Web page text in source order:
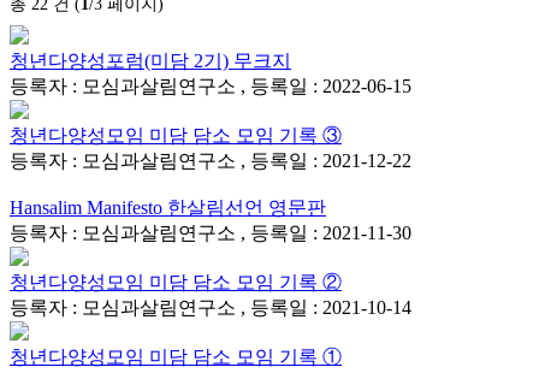
총 22 건 (1/3 페이지)
청년다양성포럼(미담 2기) 무크지
등록자 : 모심과살림연구소 , 등록일 : 2022-06-15
청년다양성모임 미담 담소 모임 기록 ③
등록자 : 모심과살림연구소 , 등록일 : 2021-12-22
Hansalim Manifesto 한살림선언 영문판
등록자 : 모심과살림연구소 , 등록일 : 2021-11-30
청년다양성모임 미담 담소 모임 기록 ②
등록자 : 모심과살림연구소 , 등록일 : 2021-10-14
청년다양성모임 미담 담소 모임 기록 ①